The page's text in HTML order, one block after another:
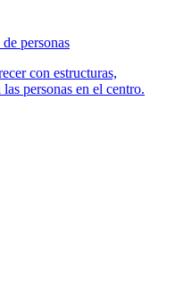
personas
con estructuras,
personas en el centro.